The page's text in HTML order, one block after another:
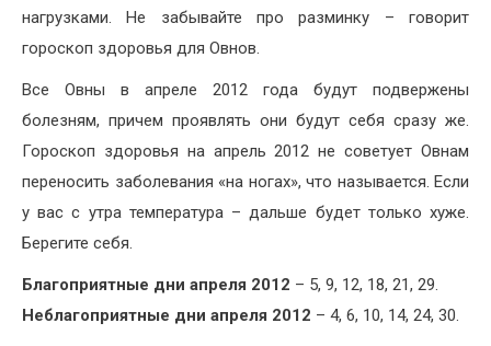
нагрузками. Не забывайте про разминку – говорит
гороскоп здоровья для Овнов.
Все Овны в апреле 2012 года будут подвержены
болезням, причем проявлять они будут себя сразу же.
Гороскоп здоровья на апрель 2012 не советует Овнам
переносить заболевания «на ногах», что называется. Если
у вас с утра температура – дальше будет только хуже.
Берегите себя.
Благоприятные дни апреля 2012 – 5, 9, 12, 18, 21, 29.
Неблагоприятные дни апреля 2012 – 4, 6, 10, 14, 24, 30.